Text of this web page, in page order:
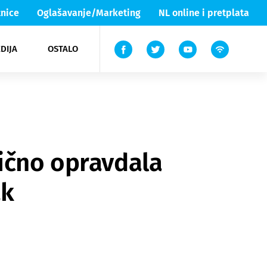
Oglašavanje/Marketing NL online i pretplata
OSTALO
Lika & Senj
TV
opravdala